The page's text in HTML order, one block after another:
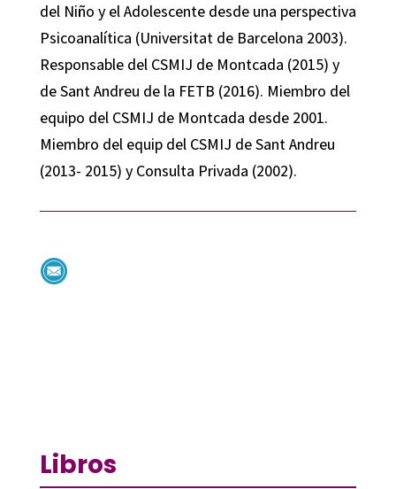
del Niño y el Adolescente desde una perspectiva
Psicoanalítica (Universitat de Barcelona 2003).
Responsable del CSMIJ de Montcada (2015) y
de Sant Andreu de la FETB (2016). Miembro del
equipo del CSMIJ de Montcada desde 2001.
Miembro del equip del CSMIJ de Sant Andreu
(2013- 2015) y Consulta Privada (2002).
Libros